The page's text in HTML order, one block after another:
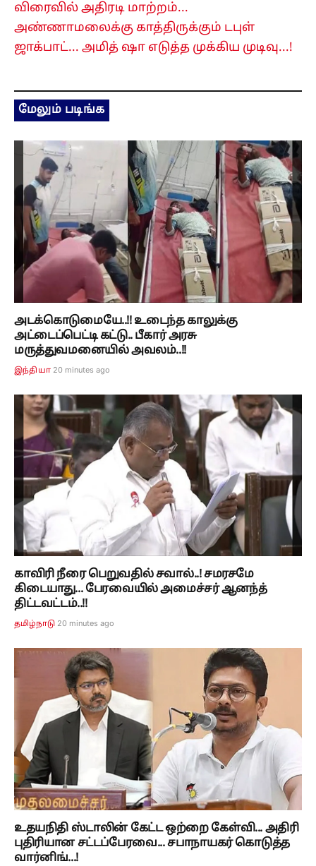
விரைவில் அதிரடி மாற்றம்...
அண்ணாமலைக்கு காத்திருக்கும் டபுள்
ஜாக்பாட்... அமித் ஷா எடுத்த முக்கிய முடிவு...!
மேலும் படிங்க
அடக்கொடுமையே..!! உடைந்த காலுக்கு
அட்டைப்பெட்டி கட்டு.. பீகார் அரசு
மருத்துவமனையில் அவலம்..!!
இந்தியா 20 minutes ago
காவிரி நீரை பெறுவதில் சவால்..! சமரசமே
கிடையாது... பேரவையில் அமைச்சர் ஆனந்த்
திட்டவட்டம்..!!
தமிழ்நாடு 20 minutes ago
உதயநிதி ஸ்டாலின் கேட்ட ஒற்றை கேள்வி... அதிரி
புதிரியான சட்டப்பேரவை... சபாநாயகர் கொடுத்த
வார்னிங்...!